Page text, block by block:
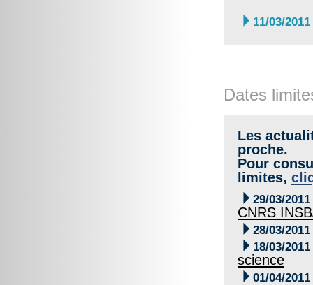
 11/03/2011
Dates
Les
proche.
Pour
limites,
 29/03/2011
CNRS
 28/03/2011
 18/03/2011
science
 01/04/2011